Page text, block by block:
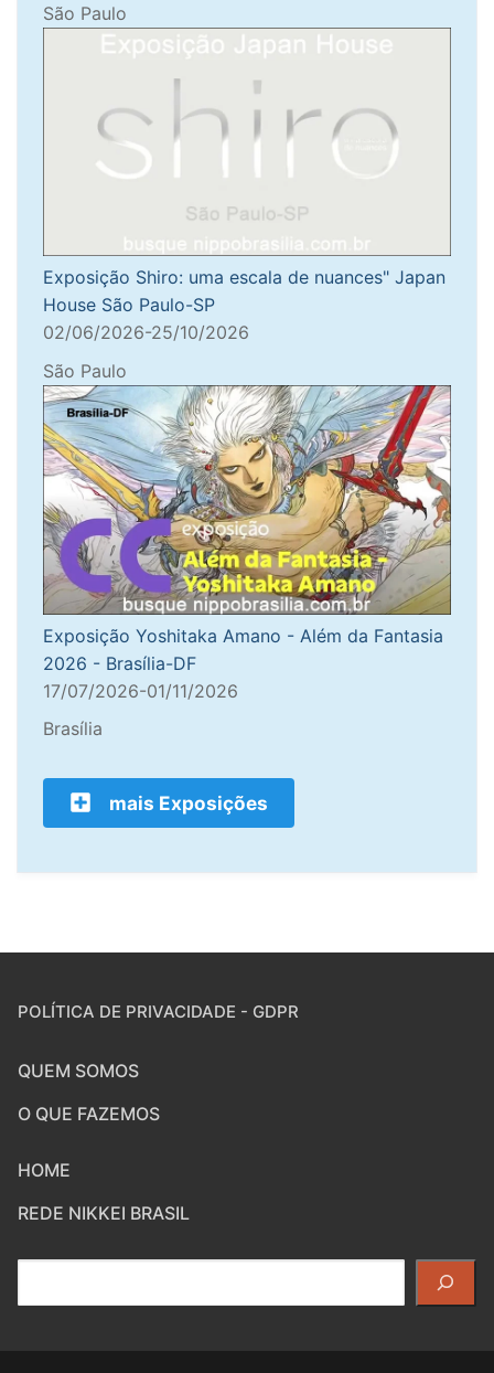
São Paulo
Exposição Shiro: uma escala de nuances" Japan
House São Paulo-SP
02/06/2026-25/10/2026
São Paulo
Exposição Yoshitaka Amano - Além da Fantasia
2026 - Brasília-DF
17/07/2026-01/11/2026
Brasília
mais Exposições
POLÍTICA DE PRIVACIDADE - GDPR
QUEM SOMOS
O QUE FAZEMOS
HOME
REDE NIKKEI BRASIL